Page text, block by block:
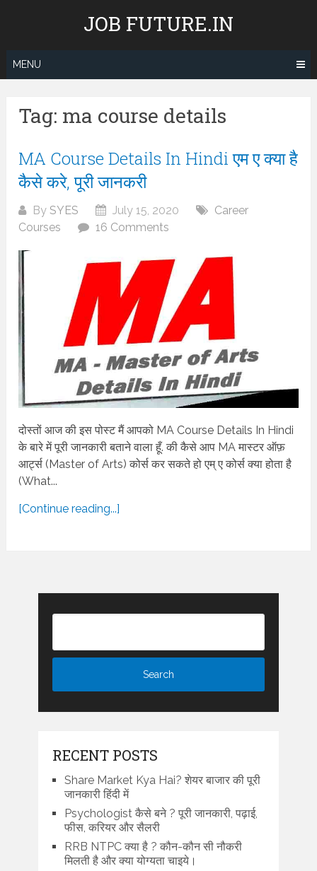
JOB FUTURE.IN
MENU
Tag: ma course details
MA Course Details In Hindi एम ए क्या है
कैसे करे, पूरी जानकरी
BySYES July 15, 2020
Career
Courses
16 Comments
दोस्तों आज की इस पोस्ट मैं आपको MA Course Details In Hindi
के बारे में पूरी जानकारी बताने वाला हूँ. की कैसे आप MA मास्टर ऑफ़
आर्ट्स (Master of Arts) कोर्स कर सकते हो एम् ए कोर्स क्या होता है
(What...
[Continue reading...]
RECENT POSTS
Share Market Kya Hai? शेयर बाजार की पूरी
जानकारी हिंदी में
Psychologist कैसे बने ? पूरी जानकारी, पढ़ाई,
फीस, करियर और सैलरी
RRB NTPC क्या है ? कौन-कौन सी नौकरी
मिलती है और क्या योग्यता चाइये।